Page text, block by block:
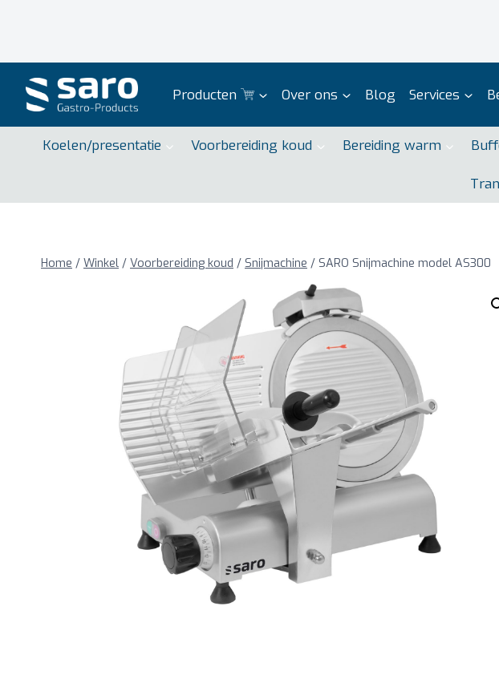
Producten Over ons Blog Services
Koelen/presentatie Voorbereiding koud Bereiding warm
Home / Winkel / Voorbereiding koud / Snijmachine / SARO Snijmachine model AS300